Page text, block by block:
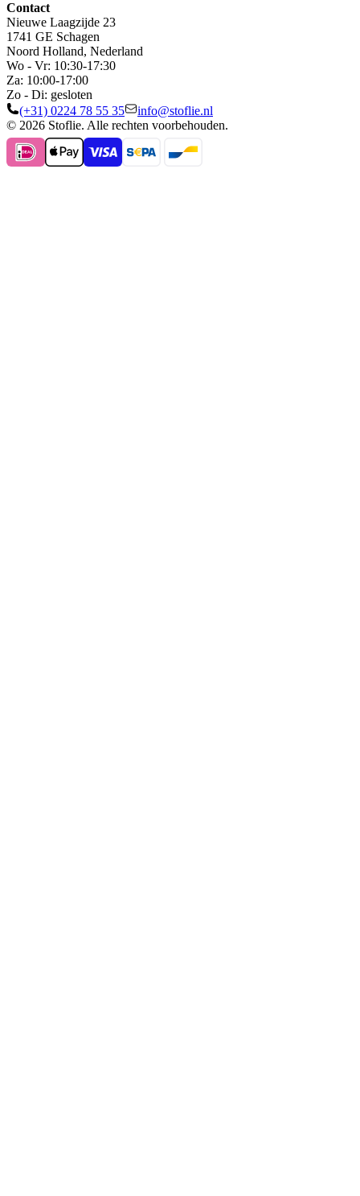
Contact
Nieuwe Laagzijde 23
1741 GE Schagen
Noord Holland, Nederland
Wo - Vr: 10:30-17:30
Za: 10:00-17:00
Zo - Di: gesloten
(+31) 0224 78 55 35
info@stoflie.nl
© 2026 Stoflie. Alle rechten voorbehouden.